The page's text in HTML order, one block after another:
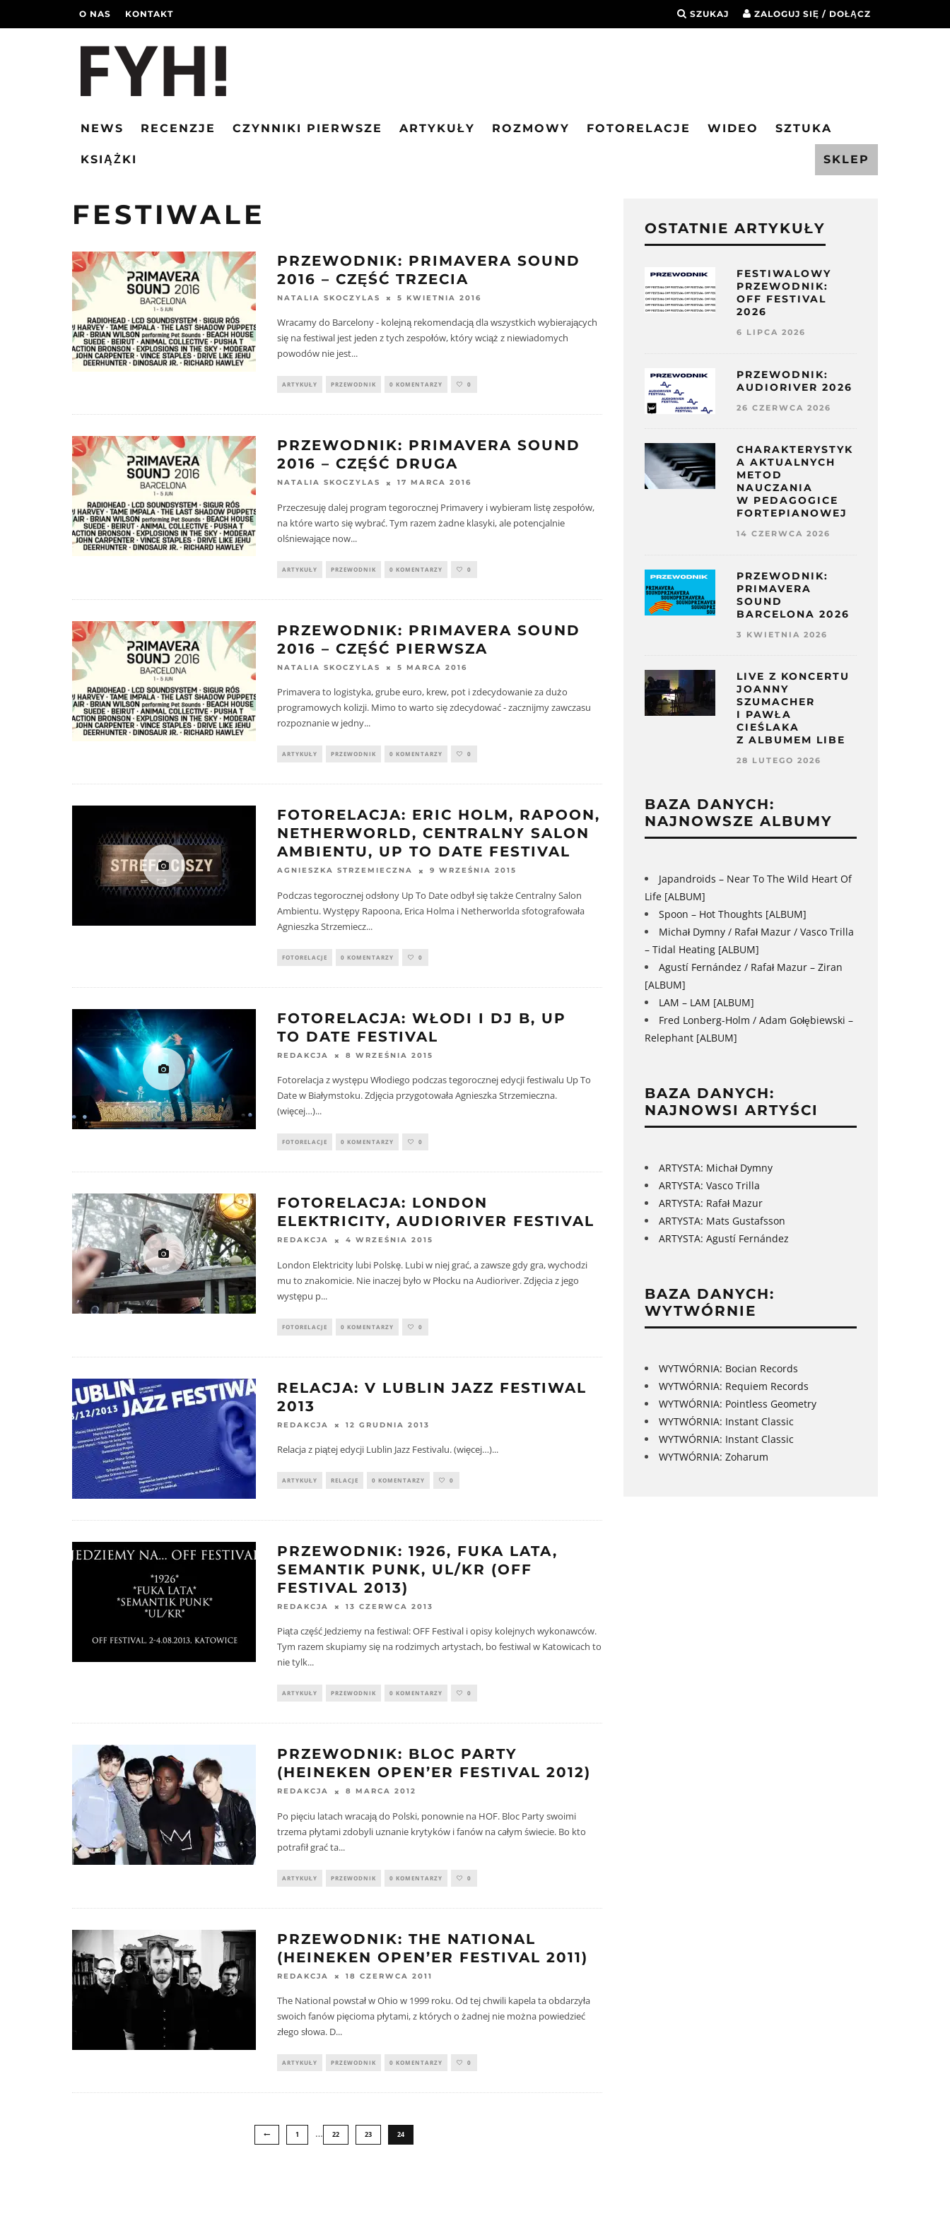
O NAS KONTAKT SZUKAJ ZALOGUJ SIĘ / DOŁĄCZ
NEWS RECENZJE CZYNNIKI PIERWSZE ARTYKUŁY ROZMOWY FOTORELACJE WIDEO SZTUKA
SKLEP
KSIĄŻKI
FESTIWALE
PRZEWODNIK: PRIMAVERA SOUND
2016 – CZĘŚĆ TRZECIA
NATALIA SKOCZYLAS 5 KWIETNIA 2016
Wracamy do Barcelony - kolejną rekomendacją dla wszystkich wybierających
się na festiwal jest jeden z tych zespołów, który wciąż z niewiadomych
powodów nie jest...
ARTYKUŁY PRZEWODNIK 0 KOMENTARZY 0
PRZEWODNIK: PRIMAVERA SOUND
2016 – CZĘŚĆ DRUGA
NATALIA SKOCZYLAS 17 MARCA 2016
Przeczesuję dalej program tegorocznej Primavery i wybieram listę zespołów,
na które warto się wybrać. Tym razem żadne klasyki, ale potencjalnie
olśniewające now...
ARTYKUŁY PRZEWODNIK 0 KOMENTARZY 0
PRZEWODNIK: PRIMAVERA SOUND
2016 – CZĘŚĆ PIERWSZA
NATALIA SKOCZYLAS 5 MARCA 2016
Primavera to logistyka, grube euro, krew, pot i zdecydowanie za dużo
programowych kolizji. Mimo to warto się zdecydować - zacznijmy zawczasu
rozpoznanie w jedny...
ARTYKUŁY PRZEWODNIK 0 KOMENTARZY 0
FOTORELACJA: ERIC HOLM, RAPOON,
NETHERWORLD, CENTRALNY SALON
AMBIENTU, UP TO DATE FESTIVAL
AGNIESZKA STRZEMIECZNA 9 WRZEŚNIA 2015
Podczas tegorocznej odsłony Up To Date odbył się także Centralny Salon
Ambientu. Występy Rapoona, Erica Holma i Netherworlda sfotografowała
Agnieszka Strzemiecz...
FOTORELACJE 0 KOMENTARZY 0
FOTORELACJA: WŁODI I DJ B, UP
TO DATE FESTIVAL
REDAKCJA 8 WRZEŚNIA 2015
Fotorelacja z występu Włodiego podczas tegorocznej edycji festiwalu Up To
Date w Białymstoku. Zdjęcia przygotowała Agnieszka Strzemieczna.
(więcej…)...
FOTORELACJE 0 KOMENTARZY 0
FOTORELACJA: LONDON
ELEKTRICITY, AUDIORIVER FESTIVAL
REDAKCJA 4 WRZEŚNIA 2015
London Elektricity lubi Polskę. Lubi w niej grać, a zawsze gdy gra, wychodzi
mu to znakomicie. Nie inaczej było w Płocku na Audioriver. Zdjęcia z jego
występu p...
FOTORELACJE 0 KOMENTARZY 0
RELACJA: V LUBLIN JAZZ FESTIWAL
2013
REDAKCJA 12 GRUDNIA 2013
Relacja z piątej edycji Lublin Jazz Festivalu. (więcej…)...
ARTYKUŁY RELACJE 0 KOMENTARZY 0
PRZEWODNIK: 1926, FUKA LATA,
SEMANTIK PUNK, UL/KR (OFF
FESTIVAL 2013)
REDAKCJA 13 CZERWCA 2013
Piąta część Jedziemy na festiwal: OFF Festival i opisy kolejnych wykonawców.
Tym razem skupiamy się na rodzimych artystach, bo festiwal w Katowicach to
nie tylk...
ARTYKUŁY PRZEWODNIK 0 KOMENTARZY 0
PRZEWODNIK: BLOC PARTY
(HEINEKEN OPEN’ER FESTIVAL 2012)
REDAKCJA 8 MARCA 2012
Po pięciu latach wracają do Polski, ponownie na HOF. Bloc Party swoimi
trzema płytami zdobyli uznanie krytyków i fanów na całym świecie. Bo kto
potrafił grać ta...
ARTYKUŁY PRZEWODNIK 0 KOMENTARZY 0
PRZEWODNIK: THE NATIONAL
(HEINEKEN OPEN’ER FESTIVAL 2011)
REDAKCJA 18 CZERWCA 2011
The National powstał w Ohio w 1999 roku. Od tej chwili kapela ta obdarzyła
swoich fanów pięcioma płytami, z których o żadnej nie można powiedzieć
złego słowa. D...
ARTYKUŁY PRZEWODNIK 0 KOMENTARZY 0
1 … 22 23 24
OSTATNIE ARTYKUŁY
FESTIWALOWY
PRZEWODNIK:
OFF FESTIVAL
2026
6 LIPCA 2026
PRZEWODNIK:
AUDIORIVER 2026
26 CZERWCA 2026
CHARAKTERYSTYK
A AKTUALNYCH
METOD
NAUCZANIA
W PEDAGOGICE
FORTEPIANOWEJ
14 CZERWCA 2026
PRZEWODNIK:
PRIMAVERA
SOUND
BARCELONA 2026
3 KWIETNIA 2026
LIVE Z KONCERTU
JOANNY
SZUMACHER
I PAWŁA
CIEŚLAKA
Z ALBUMEM LIBE
28 LUTEGO 2026
BAZA DANYCH:
NAJNOWSZE ALBUMY
Japandroids – Near To The Wild Heart Of
Life [ALBUM]
Spoon – Hot Thoughts [ALBUM]
Michał Dymny / Rafał Mazur / Vasco Trilla
– Tidal Heating [ALBUM]
Agustí Fernández / Rafał Mazur – Ziran
[ALBUM]
LAM – LAM [ALBUM]
Fred Lonberg-Holm / Adam Gołębiewski –
Relephant [ALBUM]
BAZA DANYCH:
NAJNOWSI ARTYŚCI
ARTYSTA: Michał Dymny
ARTYSTA: Vasco Trilla
ARTYSTA: Rafał Mazur
ARTYSTA: Mats Gustafsson
ARTYSTA: Agustí Fernández
BAZA DANYCH:
WYTWÓRNIE
WYTWÓRNIA: Bocian Records
WYTWÓRNIA: Requiem Records
WYTWÓRNIA: Pointless Geometry
WYTWÓRNIA: Instant Classic
WYTWÓRNIA: Instant Classic
WYTWÓRNIA: Zoharum